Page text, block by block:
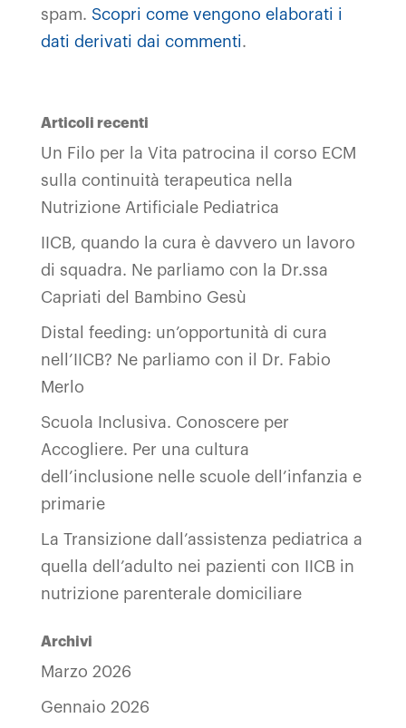
spam. Scopri come vengono elaborati i
dati derivati dai commenti.
Articoli recenti
Un Filo per la Vita patrocina il corso ECM
sulla continuità terapeutica nella
Nutrizione Artificiale Pediatrica
IICB, quando la cura è davvero un lavoro
di squadra. Ne parliamo con la Dr.ssa
Capriati del Bambino Gesù
Distal feeding: un’opportunità di cura
nell’IICB? Ne parliamo con il Dr. Fabio
Merlo
Scuola Inclusiva. Conoscere per
Accogliere. Per una cultura
dell’inclusione nelle scuole dell’infanzia e
primarie
La Transizione dall’assistenza pediatrica a
quella dell’adulto nei pazienti con IICB in
nutrizione parenterale domiciliare
Archivi
Marzo 2026
Gennaio 2026